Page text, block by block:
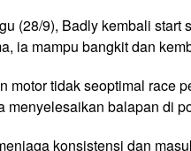
(28/9), Badly kembali
ia mampu bangkit dan
motor tidak seoptimal race
menyelesaikan balapan di
konsistensi dan